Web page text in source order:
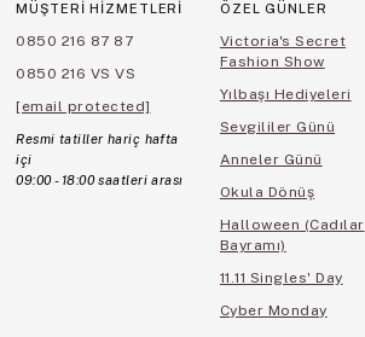
MÜŞTERİ HİZMETLERİ
0850 216 87 87
0850 216 VS VS
[email protected]
Resmi tatiller hariç hafta
içi
09:00 - 18:00 saatleri arası
ÖZEL GÜNLER
Victoria's Secret
Fashion Show
Yılbaşı Hediyeleri
Sevgililer Günü
Anneler Günü
Okula Dönüş
Halloween (Cadılar
Bayramı)
11.11 Singles' Day
Cyber Monday